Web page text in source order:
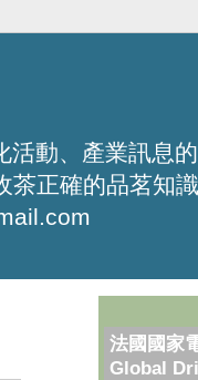
活動、產業訊息
茶正確的品茗知
法國國家
Global